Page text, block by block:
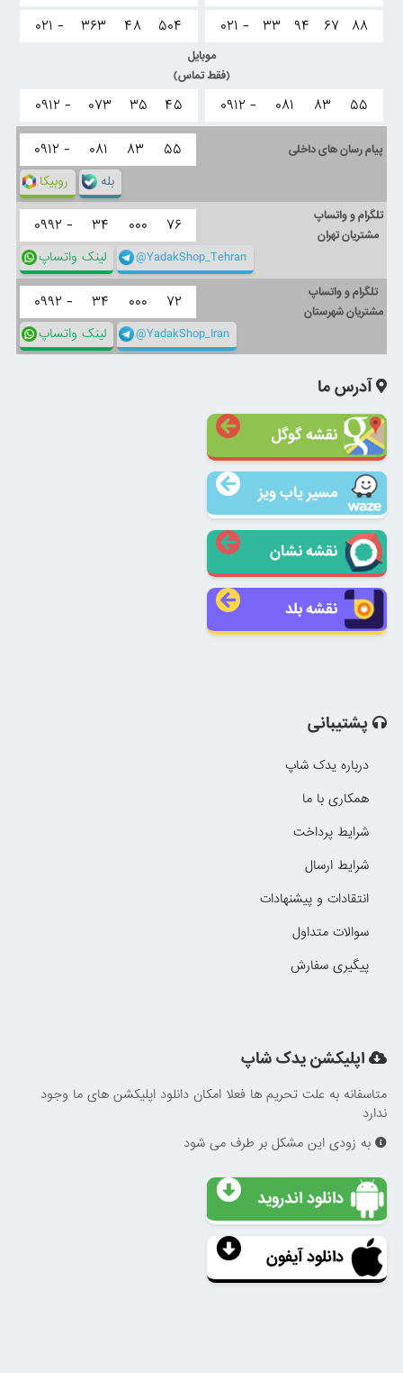
۰۲۱ -
۳۳ ۹۴ ۶۷ ۸۸
۰۲۱ -
۳۶۳ ۴۸ ۵۰۴
موبایل
(فقط تماس)
۰۹۱۲ - ۰۸۱ ۸۳ ۵۵ ۰۹۱۲ - ۰۷۳ ۳۵ ۴۵
پیام رسان های داخلی ۰۹۱۲ - ۰۸۱ ۸۳ ۵۵
روبیکا بله
تلگرام و واتساپ
مشتریان تهران
۰۹۹۲ - ۳۴ ۰۰۰ ۷۶
لینک واتساپ @YadakShop_Tehran
تلگرام و واتساپ
مشتریان شهرستان
۰۹۹۲ - ۳۴ ۰۰۰ ۷۲
لینک واتساپ @YadakShop_Iran
آدرس ما
نقشه گوگل
مسیر یاب ویز
نقشه نشان
نقشه بلد
پشتیبانی
درباره یدک شاپ
همکاری با ما
شرایط پرداخت
شرایط ارسال
انتقادات و پیشنهادات
سوالات متداول
پیگیری سفارش
اپلیکشن یدک شاپ
متاسفانه به علت تحریم ها فعلا امکان دانلود اپلیکشن های ما وجود
ندارد
به زودی این مشکل بر طرف می شود
دانلود اندروید
دانلود آیفون